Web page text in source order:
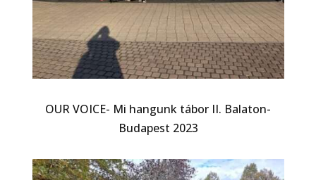
OUR VOICE- Mi hangunk tábor II. Balaton-
Budapest 2023